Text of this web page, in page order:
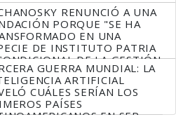
RENUNCIÓ A UNA
PORQUE "SE HA
EN UNA
DE INSTITUTO PATRIA
DE LA GESTIÓN
MILEI"GUERRA MUNDIAL: LA
ARTIFICIAL
CUÁLES SERÍAN LOS
PAÍSES
EN SER